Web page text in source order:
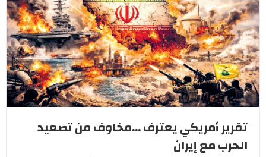
تقرير أمريكي يعترف ...مخاوف من تصعيد
الحرب مع إيران